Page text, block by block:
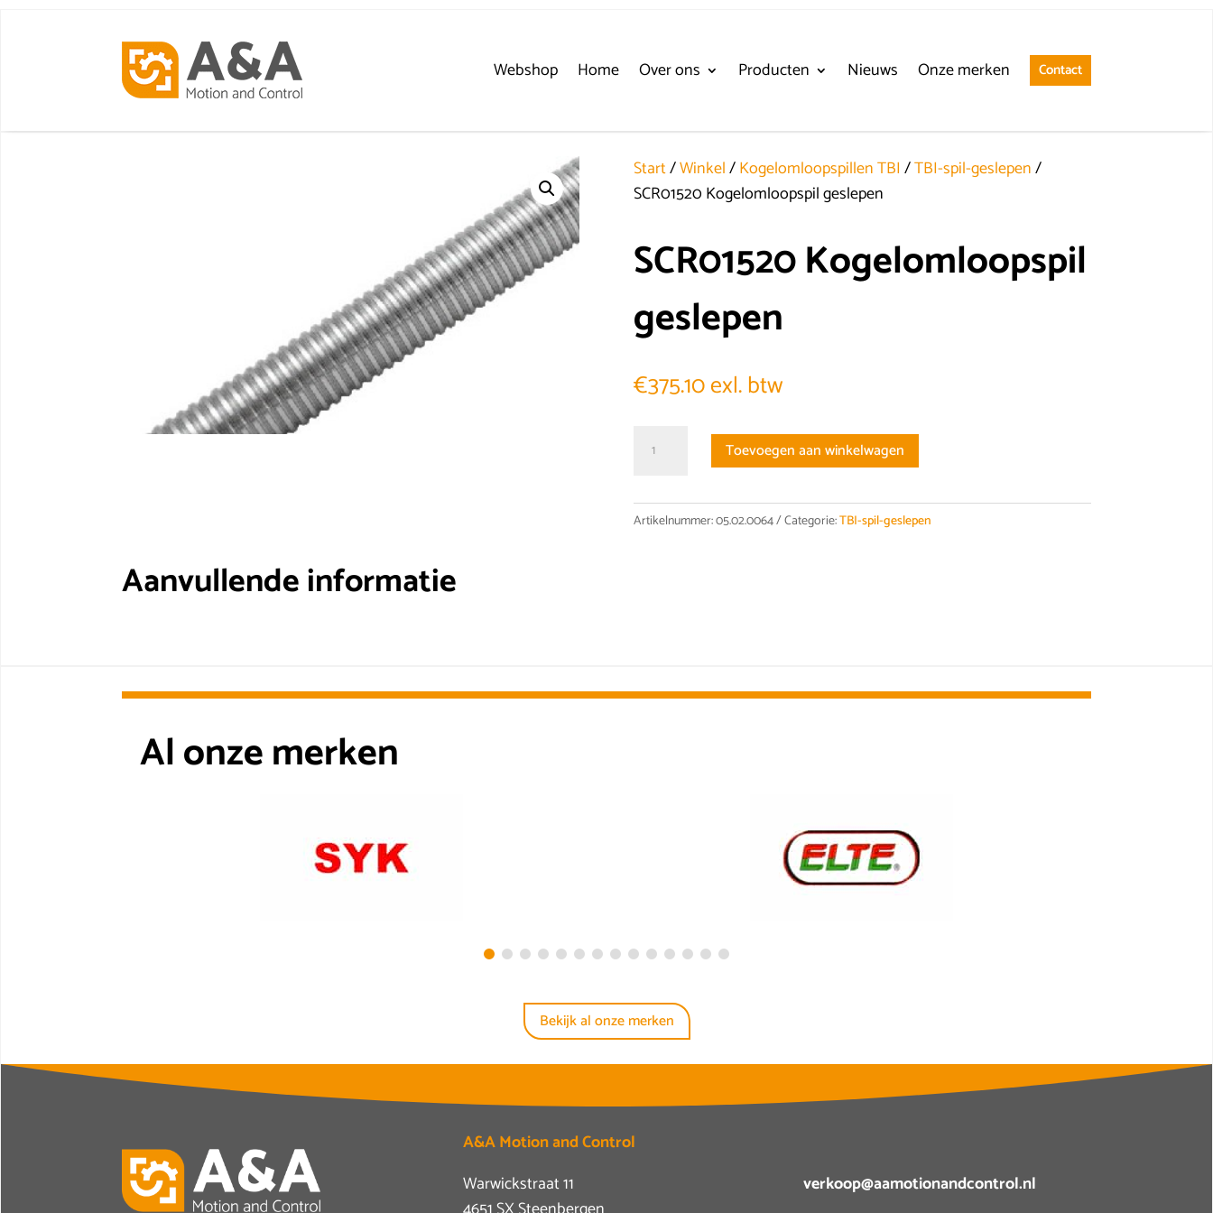
Webshop Home Over ons Producten Nieuws Onze merken Contact
Start/Winkel/Kogelomloopspillen TBI /TBI-spil-geslepen/
SCR01520 Kogelomloopspil geslepen
SCR01520 Kogelomloopspil
geslepen
€375.10exl. btw
Kogelomloopspil
aantal
Toevoegen aan winkelwagen
Artikelnummer:05.02.0064 Categorie:TBI-spil-geslepen
Aanvullende informatie
Al onze merken
Bekijk al onze merken
A&A Motion and Control
Warwickstraat 11
verkoop@aamotionandcontrol.nl